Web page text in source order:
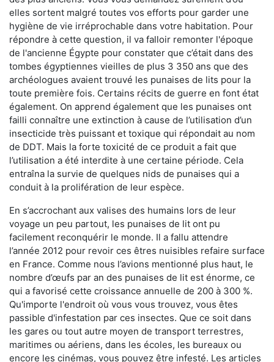
elles sortent malgré toutes vos efforts pour garder une
hygiène de vie irréprochable dans votre habitation. Pour
répondre à cette question, il va falloir remonter l'époque
de l'ancienne Égypte pour constater que c’était dans des
tombes égyptiennes vieilles de plus 3 350 ans que des
archéologues avaient trouvé les punaises de lits pour la
toute première fois. Certains récits de guerre en font état
également. On apprend également que les punaises ont
failli connaître une extinction à cause de l’utilisation d’un
insecticide très puissant et toxique qui répondait au nom
de DDT. Mais la forte toxicité de ce produit a fait que
l’utilisation a été interdite à une certaine période. Cela
entraîna la survie de quelques nids de punaises qui a
conduit à la prolifération de leur espèce.
En s’accrochant aux valises des humains lors de leur
voyage un peu partout, les punaises de lit ont pu
facilement reconquérir le monde. Il a fallu attendre
l’année 2012 pour revoir ces êtres nuisibles refaire surface
en France. Comme nous l’avions mentionné plus haut, le
nombre d’œufs par an des punaises de lit est énorme, ce
qui a favorisé cette croissance annuelle de 200 à 300 %.
Qu'importe l'endroit où vous vous trouvez, vous êtes
passible d'infestation par ces insectes. Que ce soit dans
les gares ou tout autre moyen de transport terrestres,
maritimes ou aériens, dans les écoles, les bureaux ou
encore les cinémas, vous pouvez être infesté. Les articles